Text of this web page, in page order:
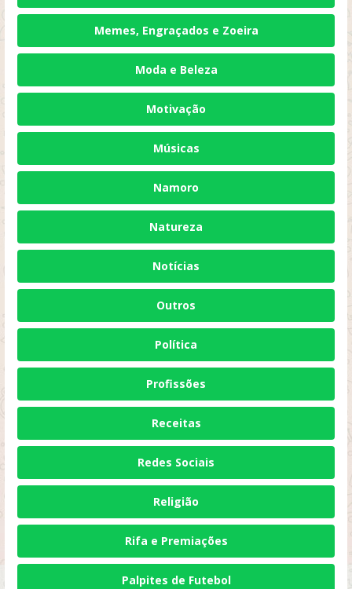
Memes, Engraçados e Zoeira
Moda e Beleza
Motivação
Músicas
Namoro
Natureza
Notícias
Outros
Política
Profissões
Receitas
Redes Sociais
Religião
Rifa e Premiações
Palpites de Futebol